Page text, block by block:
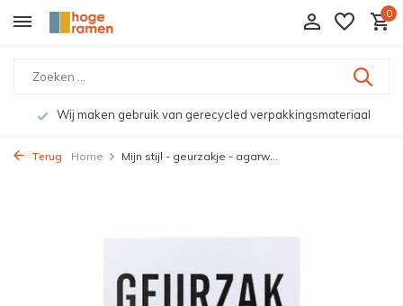
0
Wij maken gebruik van gerecycled verpakkingsmateriaal
Terug Home Mijn stijl - geurzakje - agarw...